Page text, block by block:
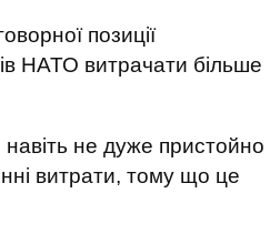
позиції
НАТО витрачати більше
не дуже пристойно
витрати, тому що це